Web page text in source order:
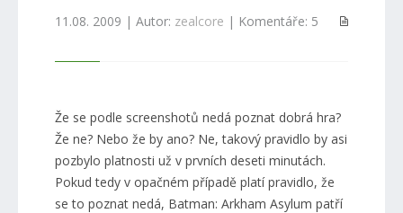
11.08. 2009 | Autor: zealcore | Komentáře: 5
Že se podle screenshotů nedá poznat dobrá hra?
Že ne? Nebo že by ano? Ne, takový pravidlo by asi
pozbylo platnosti už v prvních deseti minutách.
Pokud tedy v opačném případě platí pravidlo, že
se to poznat nedá, Batman: Arkham Asylum patří